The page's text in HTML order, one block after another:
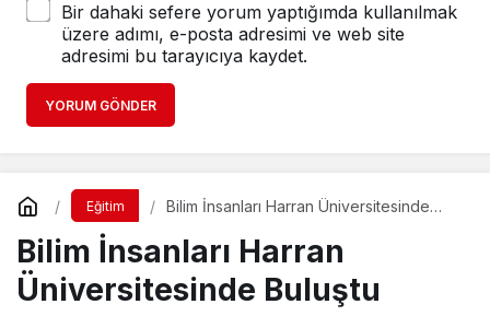
Bir dahaki sefere yorum yaptığımda kullanılmak
üzere adımı, e-posta adresimi ve web site
adresimi bu tarayıcıya kaydet.
YORUM GÖNDER
Eğitim
Bilim İnsanları Harran Üniversitesinde
Bilim İnsanları Harran
Üniversitesinde Buluştu